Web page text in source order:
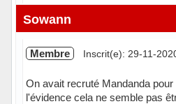
Hors ligne
Sowann
Membre Inscrit(e): 29-11-
On avait recruté Mandanda
l'évidence cela ne semble pas